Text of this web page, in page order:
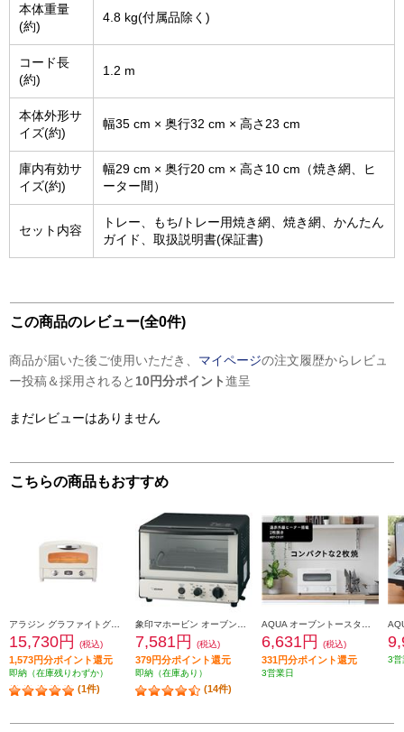
本体重量
(約)
4.8 kg(付属品除く)
コード長
(約)
1.2 m
本体外形サ
イズ(約)
幅35 cm × 奥行32 cm × 高さ23 cm
庫内有効サ
イズ(約)
幅29 cm × 奥行20 cm × 高さ10 cm（焼き網、ヒ
ーター間）
セット内容
トレー、もち/トレー用焼き網、焼き網、かんたん
ガイド、取扱説明書(保証書)
この商品のレビュー(全0件)
商品が届いた後ご使用いただき、 マイページの注文履歴からレビュ
ー投稿＆採用されると 10円分ポイント進呈
まだレビューはありません
こちらの商品もおすすめ
15,730円 (税込)
1,573円分ポイント還元
即納（在庫残りわずか）
(1件)
7,581円 (税込)
379円分ポイント還元
即納（在庫あり）
(14件)
6,631円 (税込)
331円分ポイント還元
3営業日
3営